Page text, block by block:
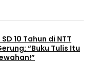
10 Tahun di NTT
“Buku Tulis Itu